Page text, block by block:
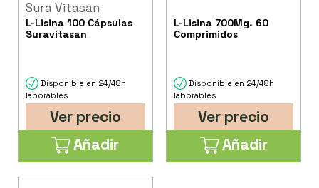
Sura Vitasan
L-Lisina 100 Cápsulas
Suravitasan
Disponible en 24/48h
laborables
Ver precio
Añadir
L-Lisina 700Mg. 60
Comprimidos
Disponible en 24/48h
laborables
Ver precio
Añadir